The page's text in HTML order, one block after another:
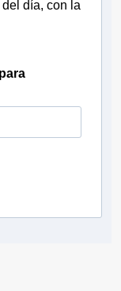
día, con la